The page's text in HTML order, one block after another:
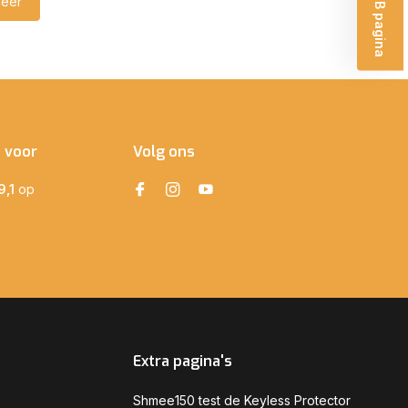
voor
op
Volg ons
Extra pagina's
Shmee150 test de Keyless Protector